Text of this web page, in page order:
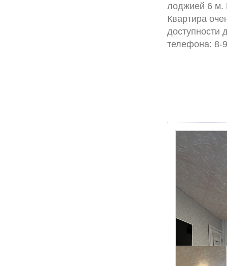
лоджией 6 м.
Квартира
доступности